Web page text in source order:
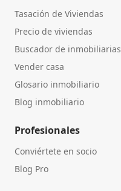
Tasación de Viviendas
Precio de viviendas
Buscador de inmobiliarias
Vender casa
Glosario inmobiliario
Blog inmobiliario
Profesionales
Conviértete en socio
Blog Pro